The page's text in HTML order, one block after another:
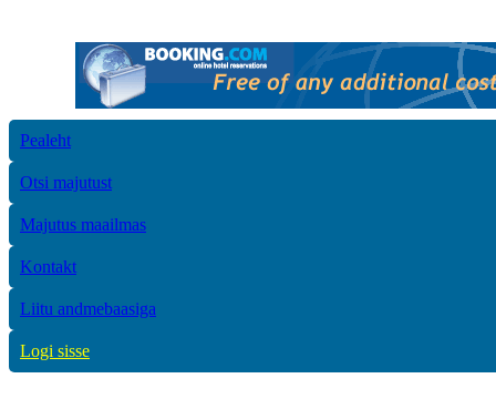
Pealeht
Otsi majutust
Majutus maailmas
Kontakt
Liitu andmebaasiga
Logi sisse